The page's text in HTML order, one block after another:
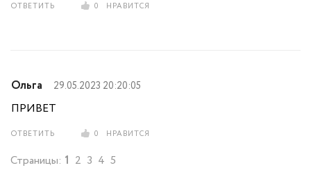
ОТВЕТИТЬ 0 НРАВИТСЯ
Ольга 29.05.2023 20:20:05
ПРИВЕТ
ОТВЕТИТЬ 0 НРАВИТСЯ
Страницы: 1 2 3 4 5